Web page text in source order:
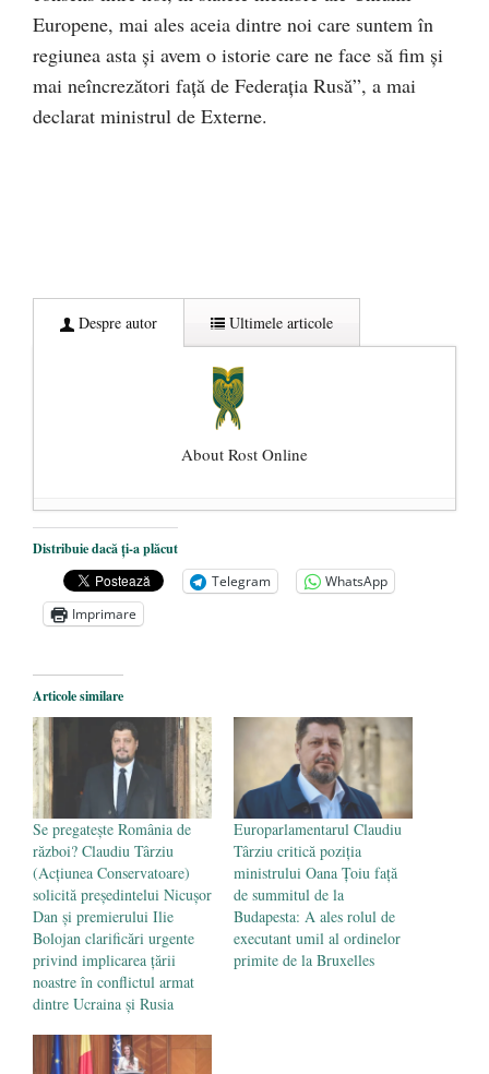
Europene, mai ales aceia dintre noi care suntem în
regiunea asta şi avem o istorie care ne face să fim şi
mai neîncrezători faţă de Federaţia Rusă”, a mai
declarat ministrul de Externe.
Despre autor Ultimele articole
About Rost Online
Dezvăluiri cutremurătoare despre
președintele Ucrainei, Volodymyr
Zelensky
- 13 mai 2026
Statul care servește Națiunea
Legea Vexler produce efecte. Bustul
poetului Octavian Goga, înlăturat din Iași
- 16 aprilie 2026
Distribuie dacă ți-a plăcut
Telegram
WhatsApp
Imprimare
Articole similare
Se pregatește România de
război? Claudiu Târziu
(Acțiunea Conservatoare)
solicită președintelui Nicușor
Dan și premierului Ilie
Bolojan clarificări urgente
privind implicarea țării
noastre în conflictul armat
dintre Ucraina și Rusia
Europarlamentarul Claudiu
Târziu critică poziția
ministrului Oana Țoiu față
de summitul de la
Budapesta: A ales rolul de
executant umil al ordinelor
primite de la Bruxelles